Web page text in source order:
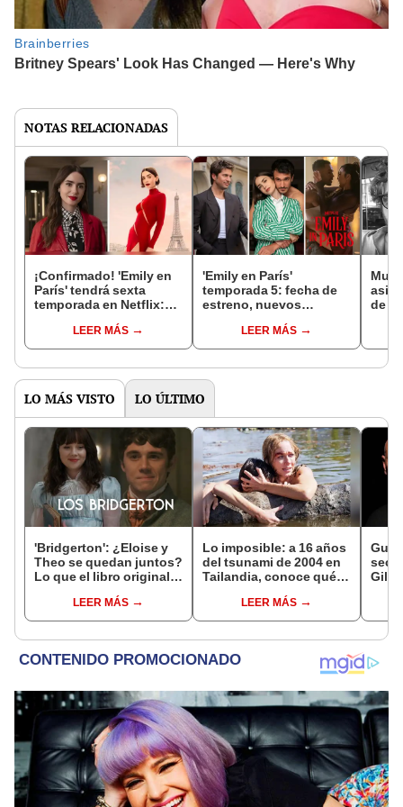
NOTAS RELACIONADAS
¡Confirmado! 'Emily en
París' tendrá sexta
temporada en Netflix:
qué sabemos hasta
ahora?
LEER MÁS
'Emily en París'
temporada 5: fecha de
estreno, nuevos
la la serie con Lily
Collins
LEER MÁS
de
LO MÁS VISTO LO ÚLTIMO
'Bridgerton': ¿Eloise y
Theo se quedan juntos?
Lo que el libro original
LEER MÁS
Lo imposible: a 16 años
del tsunami de 2004 en
Tailandia, conoce qué
Álvarez Belón
LEER MÁS